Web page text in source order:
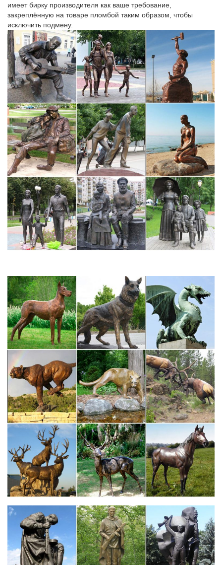
Собаки | Статуэтки и фигурки собак | Каталог
Символ наступающего года – собака. Поэтому, даря статуэтки,
картины, шкатулки с другие безделушки.Согласно учению
фен-шуй статуэтка собака символизирует благополучие,
верность, бдительность и добрые предзнаменования, поэтому
купив статуэтку собаки, вы…
статуэтки собак – Доска объявлений от частных лиц и
компаний…
Елки светодиодные Символ Года 2018 Собака сувениры. 500
руб.Статуэтка собаки напольная большая сеттер.
Фигурки и статуэтки собак купить в Москве в интернет
магазине.
VIP подарки на Новый Год. Елочные игрушки из фарфора.
Символы года. Фигурки и статуэтки.Купить Купить в один клик.
Статуэтка фарфоровая Собака с косточкой пожеланием Удачи
07-124/1/VF.
Статуэтки напольные, статуэтки высокие от магазина
Дорогой…
По поводу Любой День рождения Новый Год Символ года
Хеллоуин На удачу. Цена от: доСтатуэтка с часами "Собака
которые станут тем самым…
Собаки <- Животные <- Статуэтки <- Сувениры – Каталог |
Monlivre
Вы решили купить статуэтку(фигурку собаки?Скорее всего
являетесь счастливым хозяином собаки или решили сделать
подарок.Не важно,кто живет в вашем доме:миниатюрный йорк
или белоснежная вести,мопс или благородная овчарка.Все
они наши.
Статуэтки напольные, высокие статуэтки
Однако более изысканной заменой им могут стать статуэтки
напольные.Рыцари, жирафы, пара лебедей, собаки, слоны,
изящные девушки – художникиВы можете купить большие
статуэтки в нашем интернет-магазине, выбрав один из
множества представленных вариантов.
Фигурки собаки – символ года 2018 оптом
Главная/Символ 2018 года – собака/Фигурки собаки.Вазы
напольные. Копилки керамические.Авторизуйтесь, чтобы
купить. Этот товар не может быть добавлен в корзину, так как
Вы не авторизованы.
Статуэтки серии "Собаки" – купить в интернет магазине…
Статуэтки серии "Собаки". Доставка по Москве и в другие
регионы. Самовывоз.Символ 2017 года (Петух). Дед Мороз и
Снегурочка.Напольные. Настольные. Для фруктов.Интернет
имеет бирку производителя как ваше требование,
закреплённую на товаре пломбой таким образом, чтобы
исключить подмену.